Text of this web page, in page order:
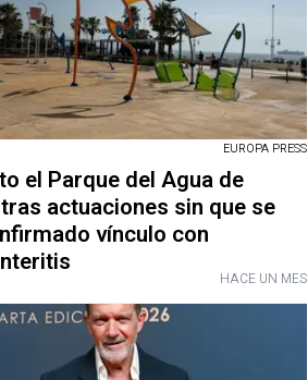
EUROPA PRESS
el Parque del Agua de
actuaciones sin que se
vínculo con
HACE UN MES